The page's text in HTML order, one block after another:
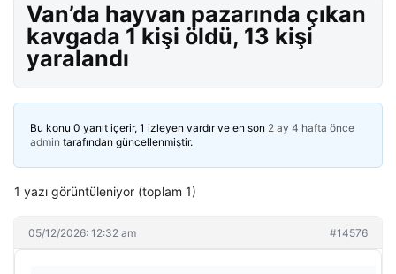
Van’da hayvan pazarında çıkan
kavgada 1 kişi öldü, 13 kişi
yaralandı
Bu konu 0 yanıt içerir, 1 izleyen vardır ve en son 2 ay 4 hafta önce
admin tarafından güncellenmiştir.
1 yazı görüntüleniyor (toplam 1)
05/12/2026: 12:32 am #14576